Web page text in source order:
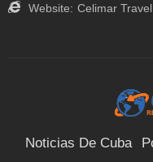
Website: Celimar Travel
Noticias De Cuba